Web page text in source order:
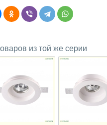
из той же серии